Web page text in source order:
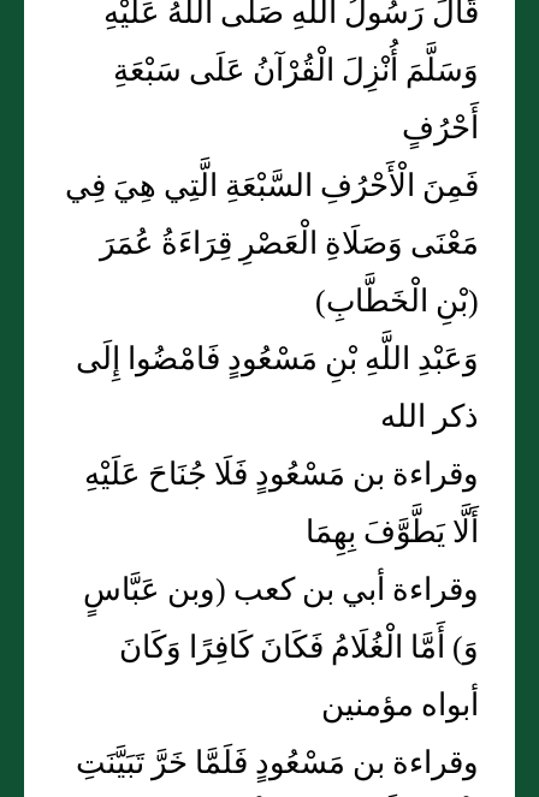
قَالَ رَسُولُ اللَّهِ صَلَّى اللَّهُ عَلَيْهِ
وَسَلَّمَ أُنْزِلَ الْقُرْآنُ عَلَى سَبْعَةِ
أَحْرُفٍ
فَمِنَ الْأَحْرُفِ السَّبْعَةِ الَّتِي هِيَ فِي
مَعْنَى وَصَلَاةِ الْعَصْرِ قِرَاءَةُ عُمَرَ
(بْنِ الْخَطَّابِ)
وَعَبْدِ اللَّهِ بْنِ مَسْعُودٍ فَامْضُوا إِلَى
ذكر الله
وقراءة بن مَسْعُودٍ فَلَا جُنَاحَ عَلَيْهِ
أَلَّا يَطَّوَّفَ بِهِمَا
وقراءة أبي بن كعب (وبن عَبَّاسٍ
وَ) أَمَّا الْغُلَامُ فَكَانَ كَافِرًا وَكَانَ
أبواه مؤمنين
وقراءة بن مَسْعُودٍ فَلَمَّا خَرَّ تَبَيَّنَتِ